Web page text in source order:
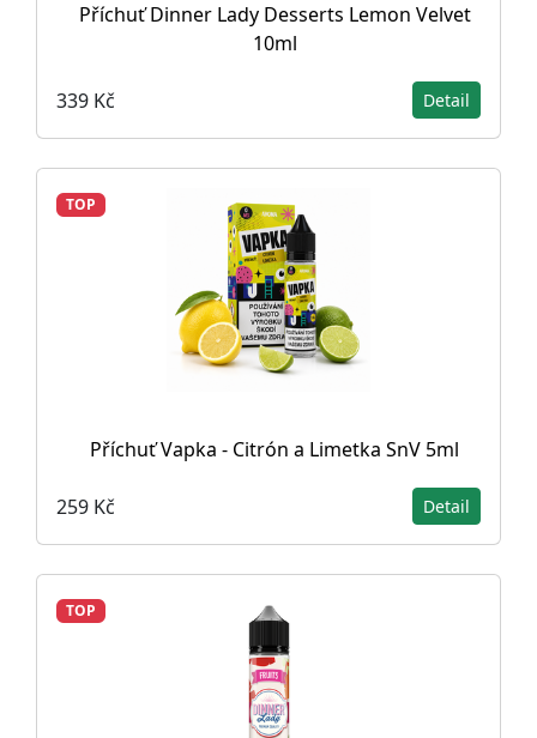
Příchuť Dinner Lady Desserts Lemon Velvet
10ml
339 Kč Detail
TOP
Příchuť Vapka - Citrón a Limetka SnV 5ml
259 Kč Detail
TOP